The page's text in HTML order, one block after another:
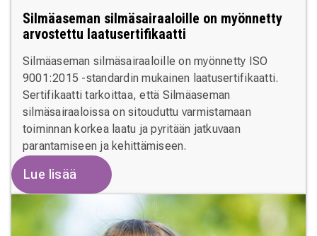
Silmäaseman silmäsairaaloille on myönnetty
arvostettu laatusertifikaatti
Silmäaseman silmäsairaaloille on myönnetty ISO
9001:2015 -standardin mukainen laatusertifikaatti.
Sertifikaatti tarkoittaa, että Silmäaseman
silmäsairaaloissa on sitouduttu varmistamaan
toiminnan korkea laatu ja pyritään jatkuvaan
parantamiseen ja kehittämiseen.
Lue lisää